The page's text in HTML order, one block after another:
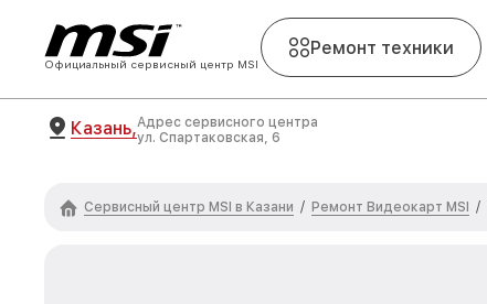
Официальный сервисный центр MSI
Ремонт техники
Казань,Адрес сервисного центра
ул. Спартаковская, 6
Сервисный центр MSI в Казани / Ремонт Видеокарт MSI /